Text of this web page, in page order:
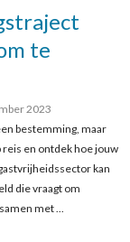
te
2023
bestemming, maar
reis en ontdek hoe jouw
kan
die vraagt om
met ...